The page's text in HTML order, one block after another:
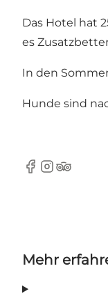
Das Hotel hat
es
In den
Hunde sind
Facebook
Instagram
Tripadvisor
Mehr